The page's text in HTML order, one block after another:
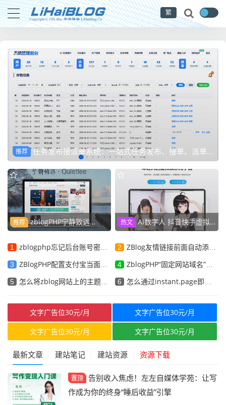
繁
推荐
任务发布接派单系统：一站式任务发布、接单、派单、
交付、结算平台
推荐 zblogPHP宁静致远
热文 AI数字人 抖音快手虚拟
1 zblogphp忘记后台账号密码怎么办？密码找回工具 2 ZBlog友情链接前面自动添加favicon.ico小图标
3 ZBlogPHP配置支付宝当面付，实现免登录支付教程 4 ZblogPHP“固定网站域名”按钮不见了怎么办？
5 怎么将zblog网站上的主题或插件导出成zba格式 6 怎么通过instant.page即时页面预加载提升网站访问速度
文字广告位30元/月
文字广告位30元/月
文字广告位30元/月
文字广告位30元/月
最新文章 建站笔记 建站资源 资源下载
置顶
告别收入焦虑！左左自媒体学苑：让写
作成为你的终身“睡后收益”引擎